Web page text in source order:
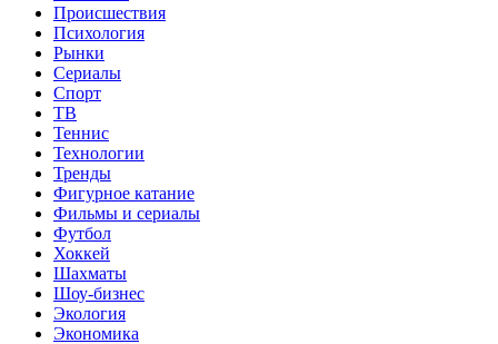
Происшествия
Психология
Рынки
Сериалы
Спорт
ТВ
Теннис
Технологии
Тренды
Фигурное катание
Фильмы и сериалы
Футбол
Хоккей
Шахматы
Шоу-бизнес
Экология
Экономика